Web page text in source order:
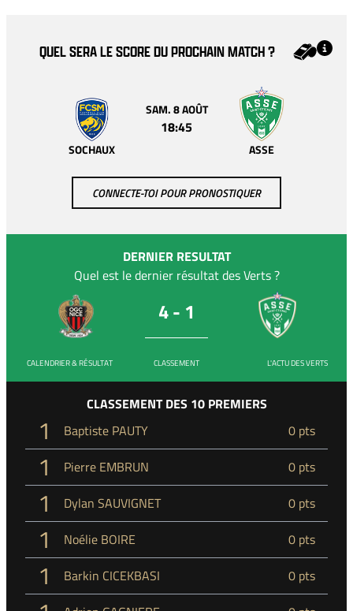
QUEL SERA LE SCORE DU PROCHAIN MATCH ?
SOCHAUX
SAM. 8 AOÛT
18:45
ASSE
CONNECTE-TOI POUR PRONOSTIQUER
DERNIER RESULTAT
Quel est le dernier résultat des Verts ?
4 - 1
CALENDRIER & RÉSULTAT CLASSEMENT L'ACTU DES VERTS
CLASSEMENT DES 10 PREMIERS
1 Baptiste PAUTY 0 pts
1 Pierre EMBRUN 0 pts
1 Dylan SAUVIGNET 0 pts
1 Noélie BOIRE 0 pts
1 Barkin CICEKBASI 0 pts